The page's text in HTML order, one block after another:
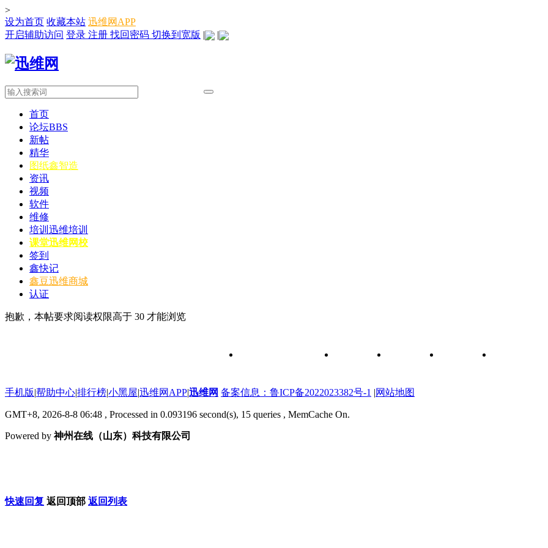
>
设为首页 收藏本站 迅维网APP
开启辅助访问 登录 注册 找回密码 切换到宽版 | |
首页
论坛BBS
新帖
精华
图纸鑫智造
资讯
视频
软件
维修
培训 迅维培训
课堂迅维网校
签到
鑫快记
鑫豆迅维商城
认证
抱歉，本帖要求阅读权限高于 30 才能浏览
手机版|帮助中心|排行榜|小黑屋|迅维网APP|迅维网 备案信息：鲁ICP备2022023382号-1 |网站地图
GMT+8, 2026-8-8 06:48 , Processed in 0.093196 second(s), 15 queries , MemCache On.
Powered by神州在线（山东）科技有限公司
快速回复 返回顶部 返回列表